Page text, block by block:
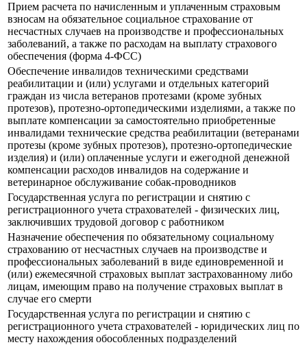
Прием расчета по начисленным и уплаченным страховым
взносам на обязательное социальное страхование от
несчастных случаев на производстве и профессиональных
заболеваний, а также по расходам на выплату страхового
обеспечения (форма 4-ФСС)
Обеспечение инвалидов техническими средствами
реабилитации и (или) услугами и отдельных категорий
граждан из числа ветеранов протезами (кроме зубных
протезов), протезно-ортопедическими изделиями, а также по
выплате компенсации за самостоятельно приобретенные
инвалидами технические средства реабилитации (ветеранами
протезы (кроме зубных протезов), протезно-ортопедические
изделия) и (или) оплаченные услуги и ежегодной денежной
компенсации расходов инвалидов на содержание и
ветеринарное обслуживание собак-проводников
Государственная услуга по регистрации и снятию с
регистрационного учета страхователей - физических лиц,
заключивших трудовой договор с работником
Назначение обеспечения по обязательному социальному
страхованию от несчастных случаев на производстве и
профессиональных заболеваний в виде единовременной и
(или) ежемесячной страховых выплат застрахованному либо
лицам, имеющим право на получение страховых выплат в
случае его смерти
Государственная услуга по регистрации и снятию с
регистрационного учета страхователей - юридических лиц по
месту нахождения обособленных подразделений